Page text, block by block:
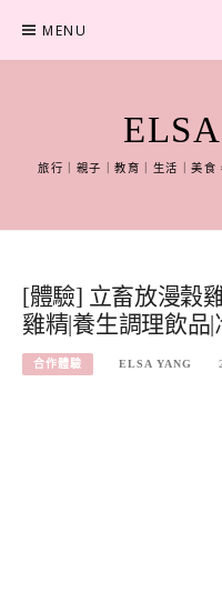
content
MENU
旅行｜親子｜教育｜生活｜美食
[體驗] 立畜放漫穀
雞精|養生調理飲品
合作體驗 ELSA YANG